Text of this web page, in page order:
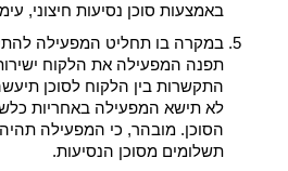
באמצעות סוכן נסיעות חיצוני,
במקרה בו תחליט המפעילה
תפנה המפעילה את הלקוח ישירות
התקשרות בין הלקוח לסוכן
לא תישא המפעילה באחריות
הסוכן. מובהר, כי המפעילה
תשלומים מסוכן הנסיעות.